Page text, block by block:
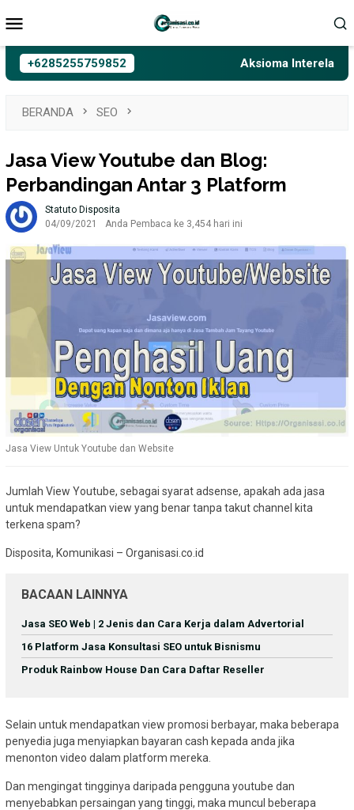
ke
Mobile
+6285255759852 Aksioma Interelasi,
BERANDA SEO
Jasa View Youtube dan Blog:
Perbandingan Antar 3 Platform
Statuto Disposita
04/09/2021
Anda Pembaca ke 3,454 hari ini
Jasa View Untuk Youtube dan Website
Jumlah View Youtube, sebagai syarat adsense, apakah ada jasa
untuk mendapatkan view yang benar tanpa takut channel kita
terkena spam?
Disposita, Komunikasi – Organisasi.co.id
BACAAN LAINNYA
Jasa SEO Web | 2 Jenis dan Cara Kerja dalam Advertorial
16 Platform Jasa Konsultasi SEO untuk Bisnismu
Produk Rainbow House Dan Cara Daftar Reseller
Selain untuk mendapatkan view promosi berbayar, maka beberapa
penyedia juga menyiapkan bayaran cash kepada anda jika
menonton video dalam platform mereka.
Dan mengingat tingginya daripada pengguna youtube dan
menyebabkan persaingan yang tinggi, maka muncul beberapa